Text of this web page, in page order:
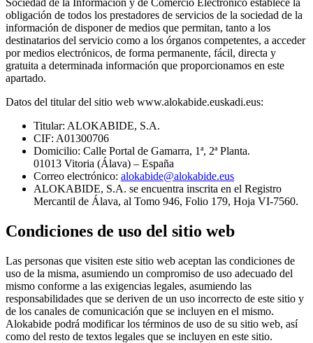
Sociedad de la Información y de Comercio Electrónico establece la
obligación de todos los prestadores de servicios de la sociedad de la
información de disponer de medios que permitan, tanto a los
destinatarios del servicio como a los órganos competentes, a acceder
por medios electrónicos, de forma permanente, fácil, directa y
gratuita a determinada información que proporcionamos en este
apartado.
Datos del titular del sitio web www.alokabide.euskadi.eus:
Titular: ALOKABIDE, S.A.
CIF: A01300706
Domicilio: Calle Portal de Gamarra, 1ª, 2ª Planta.
01013 Vitoria (Álava) – España
Correo electrónico: alokabide@alokabide.eus
ALOKABIDE, S.A. se encuentra inscrita en el Registro
Mercantil de Álava, al Tomo 946, Folio 179, Hoja VI-7560.
Condiciones de uso del sitio web
Las personas que visiten este sitio web aceptan las condiciones de
uso de la misma, asumiendo un compromiso de uso adecuado del
mismo conforme a las exigencias legales, asumiendo las
responsabilidades que se deriven de un uso incorrecto de este sitio y
de los canales de comunicación que se incluyen en el mismo.
Alokabide podrá modificar los términos de uso de su sitio web, así
como del resto de textos legales que se incluyen en este sitio.